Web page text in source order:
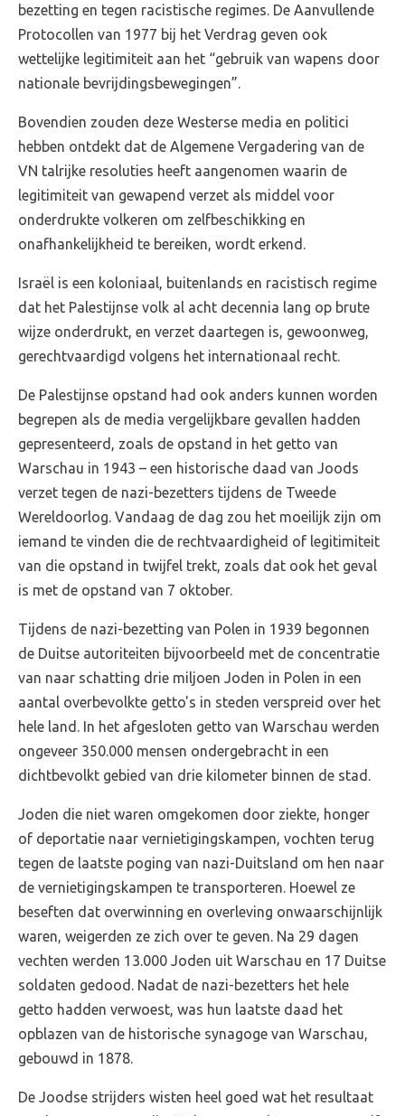
bezetting en tegen racistische regimes. De Aanvullende
Protocollen van 1977 bij het Verdrag geven ook
wettelijke legitimiteit aan het “gebruik van wapens door
nationale bevrijdingsbewegingen”.
Bovendien zouden deze Westerse media en politici
hebben ontdekt dat de Algemene Vergadering van de
VN talrijke resoluties heeft aangenomen waarin de
legitimiteit van gewapend verzet als middel voor
onderdrukte volkeren om zelfbeschikking en
onafhankelijkheid te bereiken, wordt erkend.
Israël is een koloniaal, buitenlands en racistisch regime
dat het Palestijnse volk al acht decennia lang op brute
wijze onderdrukt, en verzet daartegen is, gewoonweg,
gerechtvaardigd volgens het internationaal recht.
De Palestijnse opstand had ook anders kunnen worden
begrepen als de media vergelijkbare gevallen hadden
gepresenteerd, zoals de opstand in het getto van
Warschau in 1943 – een historische daad van Joods
verzet tegen de nazi-bezetters tijdens de Tweede
Wereldoorlog. Vandaag de dag zou het moeilijk zijn om
iemand te vinden die de rechtvaardigheid of legitimiteit
van die opstand in twijfel trekt, zoals dat ook het geval
is met de opstand van 7 oktober.
Tijdens de nazi-bezetting van Polen in 1939 begonnen
de Duitse autoriteiten bijvoorbeeld met de concentratie
van naar schatting drie miljoen Joden in Polen in een
aantal overbevolkte getto's in steden verspreid over het
hele land. In het afgesloten getto van Warschau werden
ongeveer 350.000 mensen ondergebracht in een
dichtbevolkt gebied van drie kilometer binnen de stad.
Joden die niet waren omgekomen door ziekte, honger
of deportatie naar vernietigingskampen, vochten terug
tegen de laatste poging van nazi-Duitsland om hen naar
de vernietigingskampen te transporteren. Hoewel ze
beseften dat overwinning en overleving onwaarschijnlijk
waren, weigerden ze zich over te geven. Na 29 dagen
vechten werden 13.000 Joden uit Warschau en 17 Duitse
soldaten gedood. Nadat de nazi-bezetters het hele
getto hadden verwoest, was hun laatste daad het
opblazen van de historische synagoge van Warschau,
gebouwd in 1878.
De Joodse strijders wisten heel goed wat het resultaat